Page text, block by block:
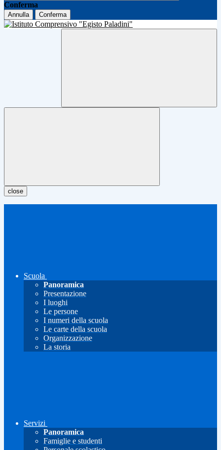
Conferma
Annulla Conferma
close
Scuola
Panoramica
Presentazione
I luoghi
Le persone
I numeri della scuola
Le carte della scuola
Organizzazione
La storia
Servizi
Panoramica
Famiglie e studenti